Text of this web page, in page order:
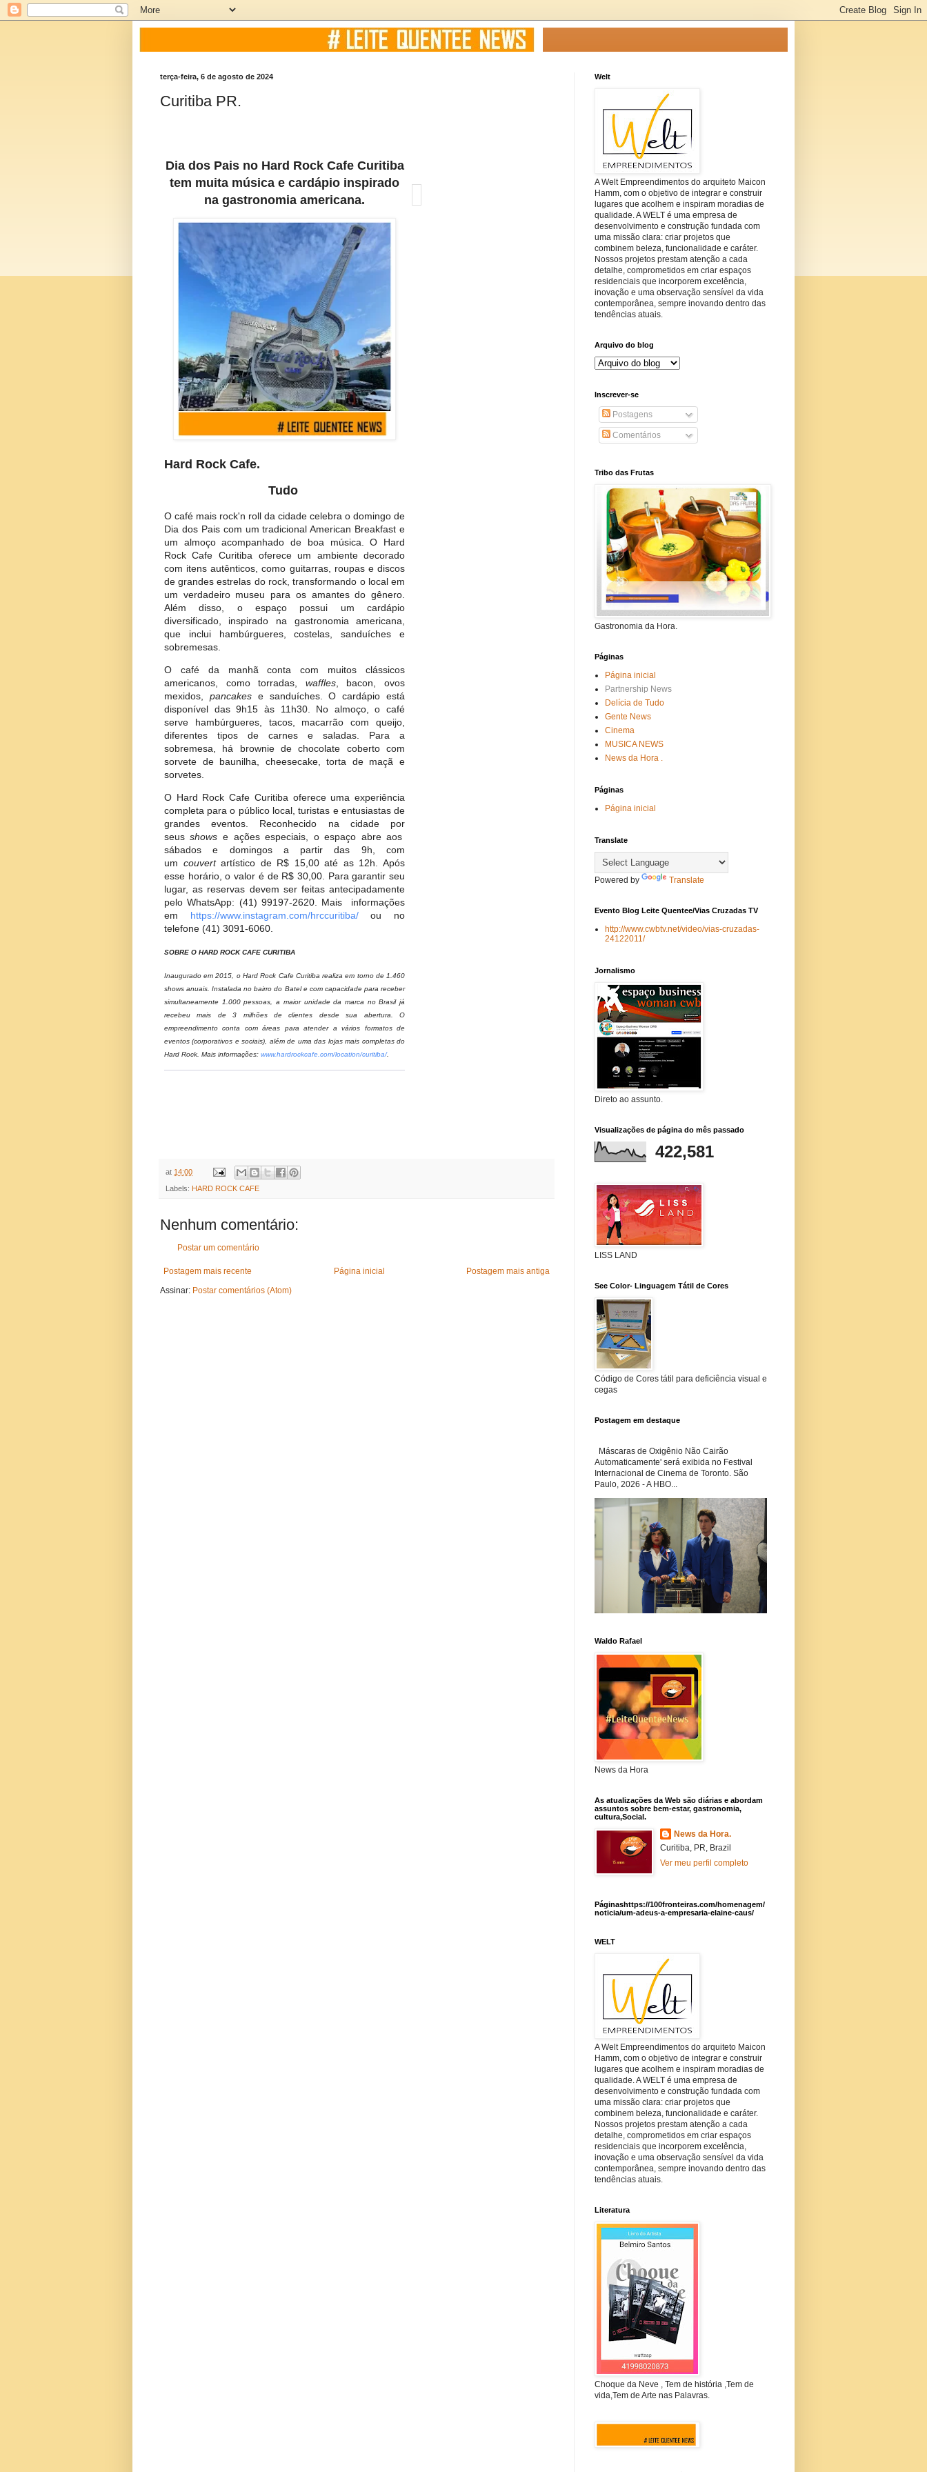
terça-feira, 6 de agosto de 2024
Curitiba PR.
Dia dos Pais no Hard Rock Cafe Curitiba
tem muita música e cardápio inspirado
na gastronomia americana.
O café mais rock'n roll da cidade celebra o domingo de
Dia dos Pais com um tradicional American Breakfast e
um almoço acompanhado de boa música. O Hard
Rock Cafe Curitiba oferece um ambiente decorado
com itens autênticos, como guitarras, roupas e discos
de grandes estrelas do rock, transformando o local em
um verdadeiro museu para os amantes do gênero.
Além disso, o espaço possui um cardápio
diversificado, inspirado na gastronomia americana,
que inclui hambúrgueres, costelas, sanduíches e
sobremesas.
O café da manhã conta com muitos clássicos
americanos, como torradas,waffles, bacon, ovos
mexidos,pancakes
e sanduíches. O cardápio está
disponível das 9h15 às 11h30. No almoço, o café
serve hambúrgueres, tacos, macarrão com queijo,
diferentes tipos de carnes e saladas. Para a
sobremesa, há brownie de chocolate coberto com
sorvetes.
O Hard Rock Cafe Curitiba oferece uma experiência
completa para o público local, turistas e entusiastas de
grandes eventos. Reconhecido na cidade por
seusshowse ações especiais, o espaço abre aos
sábados e domingos a partir das 9h, com
um couvertartístico de R$ 15,00 até as 12h. Após
esse horário, o valor é de R$ 30,00. Para garantir seu
lugar, as reservas devem ser feitas antecipadamente
pelo WhatsApp: (41) 99197-2620. Mais informações
telefone (41) 3091-6060.
SOBRE O HARD ROCK CAFE CURITIBA
Inaugurado em 2015, o Hard Rock Cafe Curitiba realiza em torno de 1.460
shows anuais. Instalada no bairro do Batel e com capacidade para receber
simultaneamente 1.000 pessoas, a maior unidade da marca no Brasil já
recebeu mais de 3 milhões de clientes desde sua abertura. O
empreendimento conta com áreas para atender a vários formatos de
eventos (corporativos e sociais), além de uma das lojas mais completas do
at 14:00
Labels: HARD ROCK CAFE
Nenhum comentário:
Postar um comentário
Postagem mais recente Postagem mais antiga
Página inicial
Assinar: Postar comentários (Atom)
Welt
A Welt Empreendimentos do arquiteto Maicon
Hamm, com o objetivo de integrar e construir
lugares que acolhem e inspiram moradias de
qualidade. A WELT é uma empresa de
desenvolvimento e construção fundada com
uma missão clara: criar projetos que
combinem beleza, funcionalidade e caráter.
Nossos projetos prestam atenção a cada
detalhe, comprometidos em criar espaços
residenciais que incorporem excelência,
inovação e uma observação sensível da vida
contemporânea, sempre inovando dentro das
tendências atuais.
Arquivo do blog
Inscrever-se
Postagens
Comentários
Tribo das Frutas
Gastronomia da Hora.
Páginas
Página inicial
Partnership News
Delícia de Tudo
Gente News
Cinema
MUSICA NEWS
News da Hora .
Páginas
Página inicial
Translate
Powered by Translate
Evento Blog Leite Quentee/Vias Cruzadas TV
http://www.cwbtv.net/video/vias-cruzadas-
24122011/
Jornalismo
Direto ao assunto.
Visualizações de página do mês passado
422,581
LISS LAND
See Color- Linguagem Tátil de Cores
Código de Cores tátil para deficiência visual e
cegas
Postagem em destaque
Máscaras de Oxigênio Não Cairão
Automaticamente' será exibida no Festival
Internacional de Cinema de Toronto. São
Paulo, 2026 - A HBO...
Waldo Rafael
News da Hora
As atualizações da Web são diárias e abordam
assuntos sobre bem-estar, gastronomia,
cultura,Social.
News da Hora.
Curitiba, PR, Brazil
Ver meu perfil completo
Páginashttps://100fronteiras.com/homenagem/
noticia/um-adeus-a-empresaria-elaine-caus/
WELT
A Welt Empreendimentos do arquiteto Maicon
Hamm, com o objetivo de integrar e construir
lugares que acolhem e inspiram moradias de
qualidade. A WELT é uma empresa de
desenvolvimento e construção fundada com
uma missão clara: criar projetos que
combinem beleza, funcionalidade e caráter.
Nossos projetos prestam atenção a cada
detalhe, comprometidos em criar espaços
residenciais que incorporem excelência,
inovação e uma observação sensível da vida
contemporânea, sempre inovando dentro das
tendências atuais.
Literatura
Choque da Neve , Tem de história ,Tem de
vida,Tem de Arte nas Palavras.